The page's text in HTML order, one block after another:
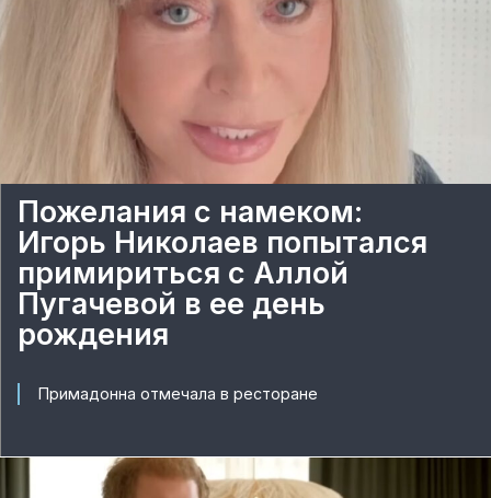
Пожелания с намеком:
Игорь Николаев попытался
примириться с Аллой
Пугачевой в ее день
рождения
Примадонна отмечала в ресторане